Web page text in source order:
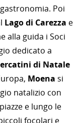
Poi
Lago di Carezza e
alla guida i Soci
dedicato a
di Natale
Moena si
natalizio con
e lungo le
focolari e